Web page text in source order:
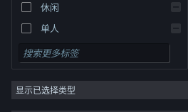
© Valve Corporation。保留所有权利。所有商标均为其在
美国及其它国家/地区的各自持有者所有。隐私政策|法
律信息|无障碍|Steam 订户协议
休闲
单人
模拟
角色扮演
策略
显示已选择类型